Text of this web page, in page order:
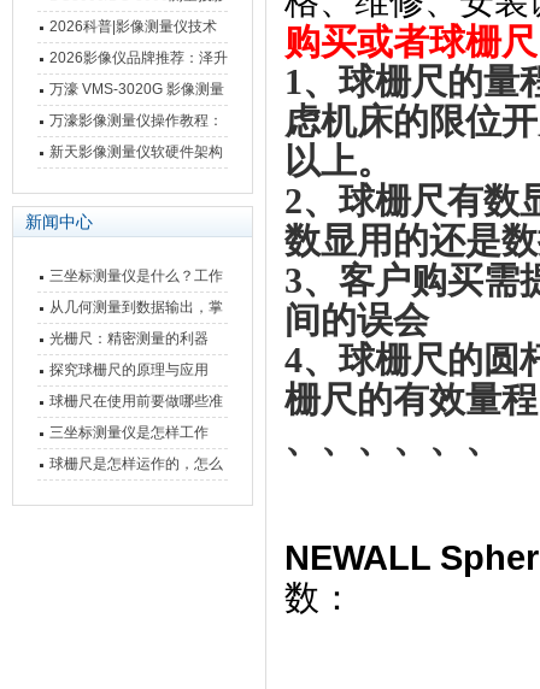
仪万濠数据处理器数显表故
障维修方法
2026科普|影像测量仪技术
原理、分类及选型应用
2026影像仪品牌推荐：泽升
影像测量仪选型指南
万濠 VMS-3020G 影像测量
仪技术规格与应用解析
万濠影像测量仪操作教程：
从开机到出报告，新手也能
新天影像测量仪软硬件架构
新闻中心
三坐标测量仪是什么？工作
原理、分类与核心功能一次
讲清
从几何测量到数据输出，掌
握万濠影像测量仪的六大核
心能力
光栅尺：精密测量的利器
探究球栅尺的原理与应用
球栅尺在使用前要做哪些准
备工作？
三坐标测量仪是怎样工作
的，功能有什么优势？
球栅尺是怎样运作的，怎么
购买或者球栅尺
1、球栅尺的量
虑机床的限位
以上。
2、球栅尺有数
数显用的还是
3、 客户购买需
间的误会
4、球栅尺的圆
栅尺的有效量
、、、、、、
NEWALL
数：